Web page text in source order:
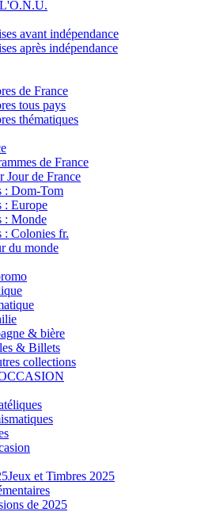
avant indépendance
après indépendance
de France
tous pays
thématiques
de France
Jour de France
: Dom-Tom
: Europe
: Monde
: Colonies fr.
du monde
& bière
& Billets
collections
Jeux et Timbres 2025
de 2025